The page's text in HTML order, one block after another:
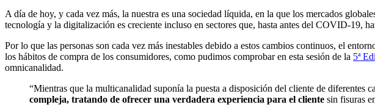
A día de hoy, y cada vez más, la nuestra es una sociedad líquida, en la que los mercados
tecnología y la digitalización es creciente incluso en sectores que, hasta antes del COVID-19,
Por lo que las personas son cada vez más inestables debido a estos cambios continuos, el
los hábitos de compra de los consumidores, como pudimos comprobar en esta sesión de la 5ª
omnicanalidad.
“Mientras que la multicanalidad suponía la puesta a disposición del cliente de diferentes
compleja, tratando de ofrecer una verdadera experiencia para el cliente sin fisuras